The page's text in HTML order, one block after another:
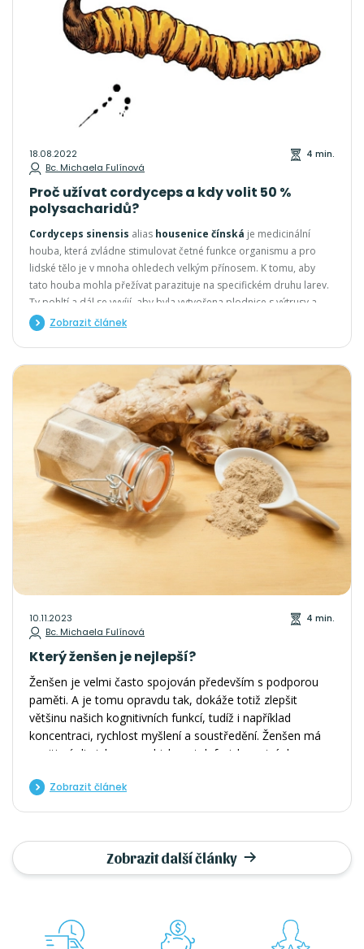
18.08.2022
Bc. Michaela Fulínová
4 min.
Proč užívat cordyceps a kdy volit 50 %
polysacharidů?
Cordyceps sinensis alias housenice čínská je medicinální
houba, která zvládne stimulovat četné funkce organismu a pro
lidské tělo je v mnoha ohledech velkým přínosem. K tomu, aby
tato houba mohla přežívat parazituje na specifickém druhu larev.
Ty pohltí a dál se vyvíjí, aby byla vytvořena plodnice s výtrusy a
celý proces se mohl znovu opakovat. Již dávno v Číně a Tiberu,
Zobrazit článek
10.11.2023
Bc. Michaela Fulínová
4 min.
Který ženšen je nejlepší?
Ženšen je velmi často spojován především s podporou
paměti. A je tomu opravdu tak, dokáže totiž zlepšit
většinu našich kognitivních funkcí, tudíž i například
koncentraci, rychlost myšlení a soustředění. Ženšen má
pozitivní vliv jak na psychickou, tak fyzickou stránku
podněcuje imunitní systém, jelikož zvyšuje počet buněk,
Zobrazit článek
Zobrazit další články